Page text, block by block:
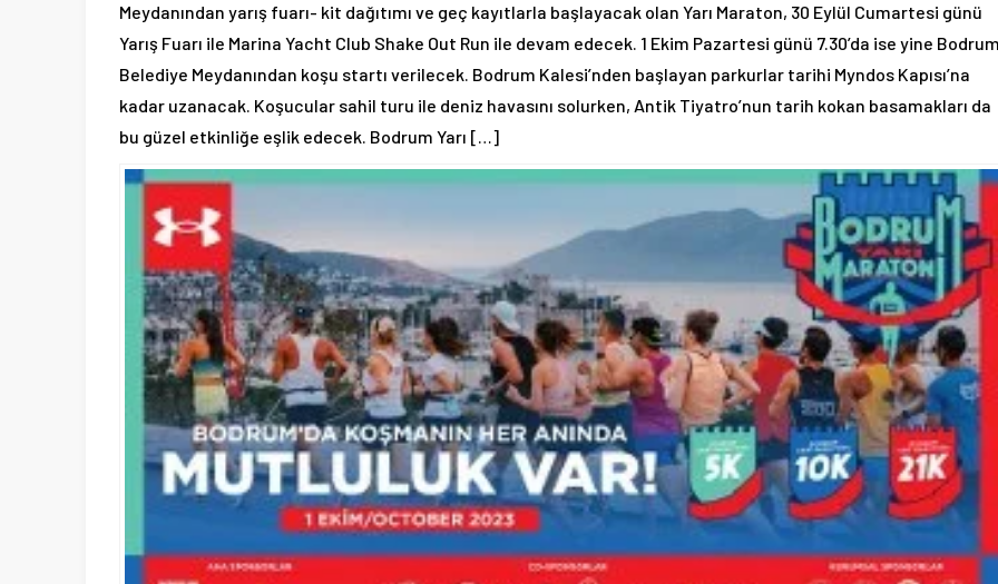
Meydanından yarış fuarı- kit dağıtımı ve geç kayıtlarla başlayacak olan Yarı Maraton, 30 Eylül Cumartesi günü
Yarış Fuarı ile Marina Yacht Club Shake Out Run ile devam edecek. 1 Ekim Pazartesi günü 7.30’da ise yine
Belediye Meydanından koşu startı verilecek. Bodrum Kalesi’nden başlayan parkurlar tarihi Myndos Kapısı’na
kadar uzanacak. Koşucular sahil turu ile deniz havasını solurken, Antik Tiyatro’nun tarih kokan basamakları da
bu güzel etkinliğe eşlik edecek. Bodrum Yarı […]